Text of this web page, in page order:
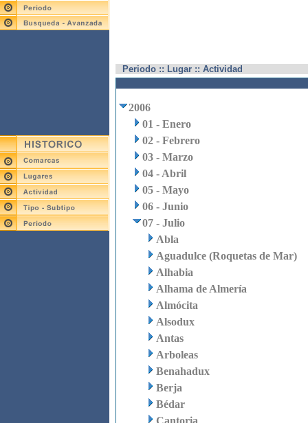
Periodo :: Lugar :: Actividad
2006
01 - Enero
02 - Febrero
03 - Marzo
04 - Abril
05 - Mayo
06 - Junio
07 - Julio
Abla
Aguadulce (Roquetas de Mar)
Alhabia
Alhama de Almería
Almócita
Alsodux
Antas
Arboleas
Benahadux
Berja
Bédar
Cantoria